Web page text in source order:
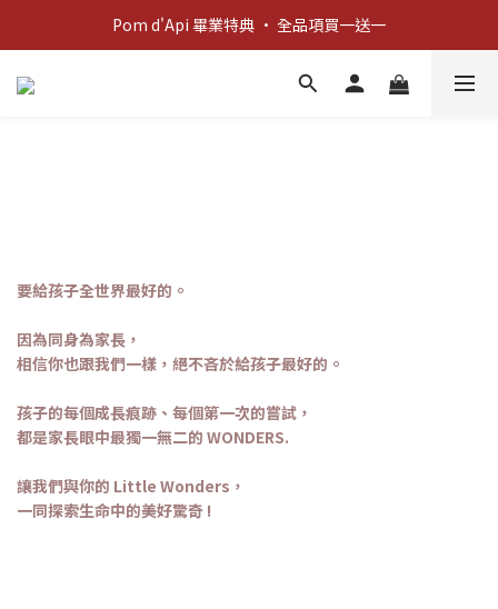
新客歡迎禮：輸入 "welcome10" 享首單九折！
Pom d'Api 畢業特典 · 全品項買一送一
新客歡迎禮：輸入 "welcome10" 享首單九折！
要給孩子全世界最好的。
因為同身為家長，
相信你也跟我們一樣，絕不吝於給孩子最好的。
孩子的每個成長痕跡、每個第一次的嘗試，
都是家長眼中最獨一無二的 WONDERS.
讓我們與你的 Little Wonders，
一同探索生命中的美好驚奇 !